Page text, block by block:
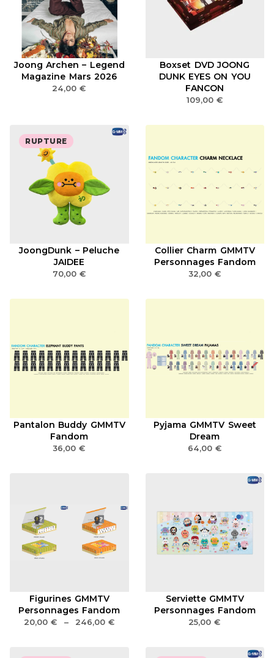
Joong Archen – Legend
Magazine Mars 2026
24,00€
Boxset DVD JOONG
DUNK EYES ON YOU
FANCON
109,00 €
RUPTURE
JoongDunk – Peluche
JAIDEE
70,00 €
Collier Charm GMMTV
Personnages Fandom
32,00 €
Pantalon Buddy GMMTV
Fandom
36,00€
Pyjama GMMTV Sweet
Dream
64,00 €
Figurines GMMTV
Personnages Fandom
20,00 € – 246,00 €
Serviette GMMTV
Personnages Fandom
25,00€